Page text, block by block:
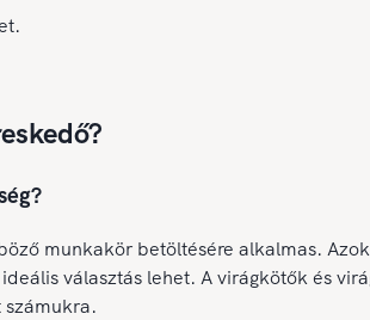
munkakör betöltésére alkalmas.
választás lehet. A virágkötők és